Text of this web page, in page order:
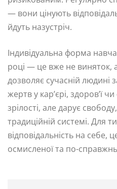
— вони цінують
йдуть назустріч.
Індивідуальна форма
році — це вже не виняток,
дозволяє сучасній людині
жертв у кар’єрі, здоров’ї
зрілості, але дарує
традиційній системі. Для
відповідальність на себе,
осмисленої та по-